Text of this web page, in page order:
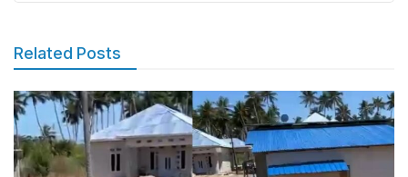
Related Posts